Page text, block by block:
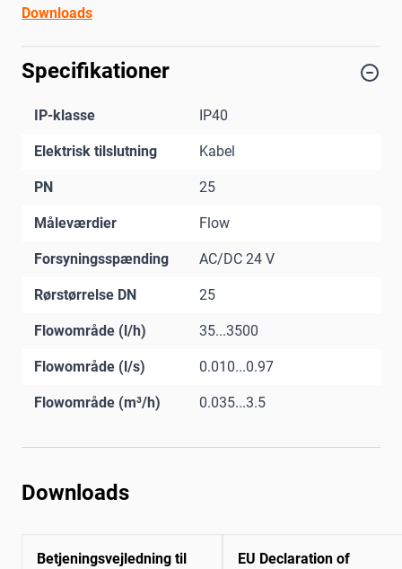
Downloads
Specifikationer
IP-klasse IP40
Elektrisk tilslutning Kabel
PN 25
Måleværdier Flow
Forsyningsspænding AC/DC 24 V
Rørstørrelse DN 25
Flowområde (l/h) 35...3500
Flowområde (l/s) 0.010...0.97
Flowområde (m³/h) 0.035...3.5
Downloads
Betjeningsvejledning til
EU Declaration of